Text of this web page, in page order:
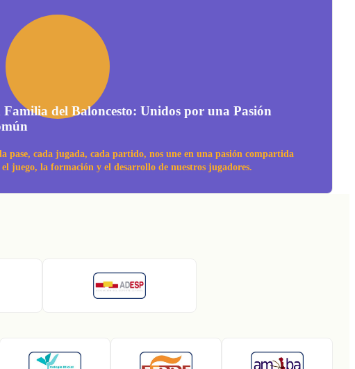
Familia del Baloncesto: Unidos por una Pasión
pase, cada jugada, cada partido, nos une en una pasión compartida
juego, la formación y el desarrollo de nuestros jugadores.